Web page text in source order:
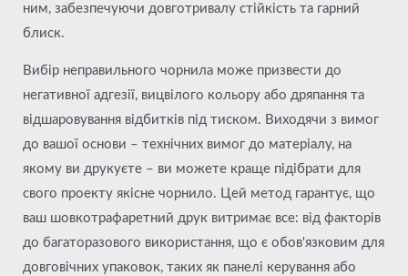
ним, забезпечуючи довготривалу стійкість та гарний
блиск.
Вибір неправильного чорнила може призвести до
негативної адгезії, вицвілого кольору або дряпання та
відшаровування відбитків під тиском. Виходячи з вимог
до вашої основи – технічних вимог до матеріалу, на
якому ви друкуєте – ви можете краще підібрати для
свого проекту якісне чорнило. Цей метод гарантує, що
ваш шовкотрафаретний друк витримає все: від факторів
до багаторазового використання, що є обов'язковим для
довговічних упаковок, таких як панелі керування або